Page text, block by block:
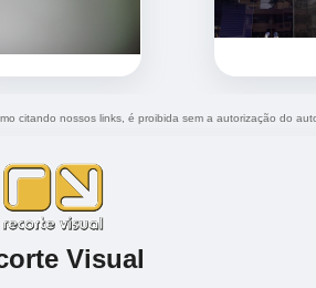
citando nossos links, é proibida sem a autorização do
Visual